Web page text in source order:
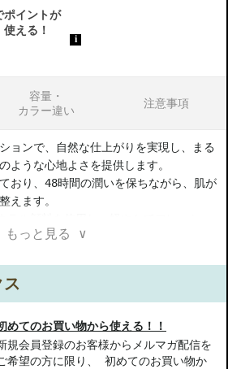
容量・
カラー違い
注意事項
ョンで、自然な仕上がりを実現し、まる
ような心地よさを提供します。
おり、48時間の潤いを保ちながら、肌が
えます。
した。
リーが潤いを高め、ふっくらとした肌印
おり、肌トーンを均一に整えながら、炎
ます。
り、フランス製です。
もっと見る ∨
めてのお買い物から使える！！
規会員登録のお客様からメルマガ配信を
希望の方に限り、 初めてのお買い物か